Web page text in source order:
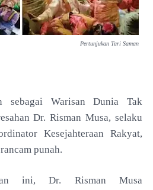
Pertunjukan Tari Saman
sebagai Warisan Dunia Tak
Dr. Risman Musa, selaku
Kesejahteraan Rakyat,
punah.
ini, Dr. Risman Musa